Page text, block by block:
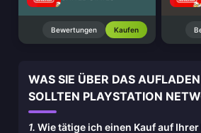
Bewertungen Kaufen
WAS SIE ÜBER DAS
SOLLTEN PLAYSTATION
1. Wie tätige ich einen Kauf auf